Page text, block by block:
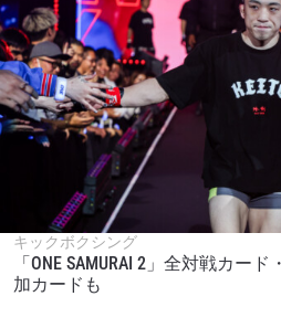
キックボクシング
「ONE SAMURAI 2」全対戦カー
加カードも